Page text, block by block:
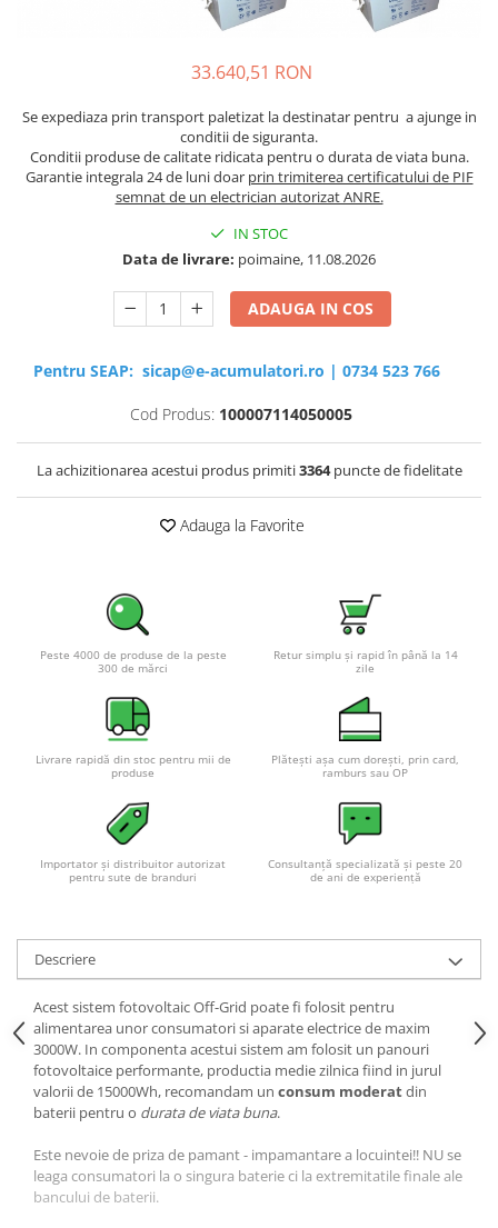
Sisteme de management (BMS)
Redresoare, incarcatoare si testere
stationare
33.640,51 RON
Se expediaza prin transport paletizat la destinatar pentru a ajunge in
conditii de siguranta.
Conditii produse de calitate ridicata pentru o durata de viata buna.
Garantie integrala 24 de luni doar prin trimiterea certificatului de PIF
semnat de un electrician autorizat ANRE.
IN STOC
Data de livrare: poimaine, 11.08.2026
ADAUGA IN COS
Pentru SEAP: sicap@e-acumulatori.ro | 0734 523 766
Cod Produs: 100007114050005
La achizitionarea acestui produs primiti3364puncte de fidelitate
Adauga la Favorite
Peste 4000 de produse de la peste
300 de mărci
Retur simplu și rapid în până la 14
zile
Livrare rapidă din stoc pentru mii de
produse
Plătești așa cum dorești, prin card,
ramburs sau OP
Importator și distribuitor autorizat
pentru sute de branduri
Consultanță specializată și peste 20
de ani de experiență
Descriere
Acest sistem fotovoltaic Off-Grid poate fi folosit pentru
alimentarea unor consumatori si aparate electrice de maxim
3000W. In componenta acestui sistem am folosit un panouri
fotovoltaice performante, productia medie zilnica fiind in jurul
valorii de 15000Wh, recomandam un consum moderatdin
baterii pentru o durata de viata buna.
Este nevoie de priza de pamant - impamantare a locuintei!! NU se
leaga consumatori la o singura baterie ci la extremitatile finale ale
bancului de baterii.